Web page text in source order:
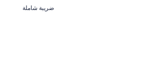
ضريبة شاملة